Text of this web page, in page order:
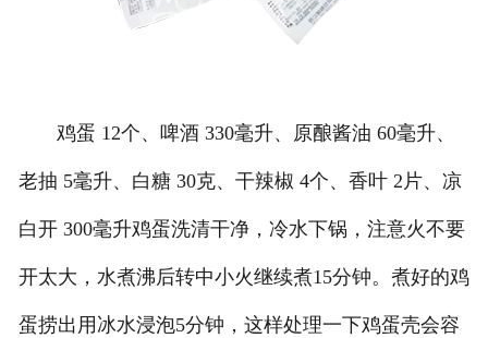
鸡蛋 12个、啤酒 330毫升、原酿酱油 60毫升、
老抽 5毫升、白糖 30克、干辣椒 4个、香叶 2片、凉
白开 300毫升鸡蛋洗清干净，冷水下锅，注意火不要
开太大，水煮沸后转中小火继续煮15分钟。煮好的鸡
蛋捞出用冰水浸泡5分钟，这样处理一下鸡蛋壳会容